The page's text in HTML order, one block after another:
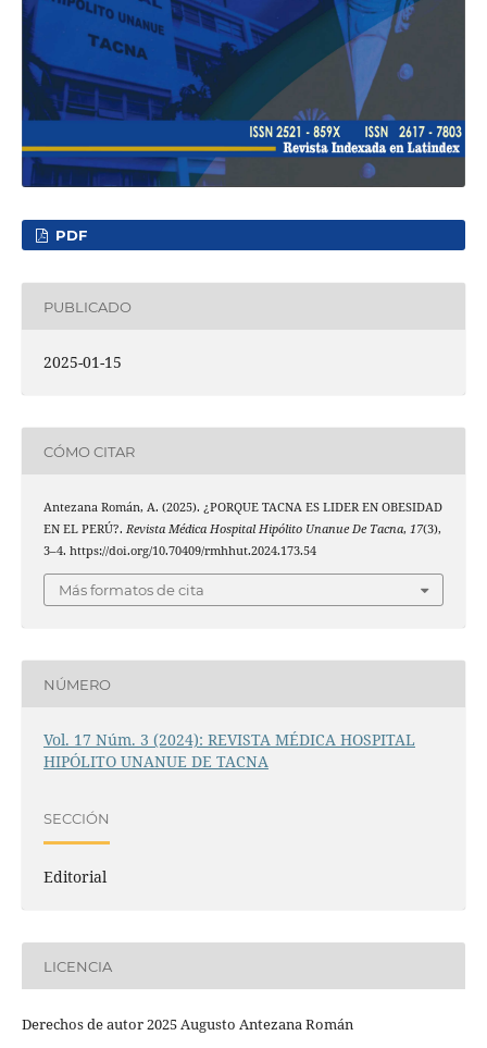
PDF
PUBLICADO
2025-01-15
CÓMO CITAR
Antezana Román, A. (2025). ¿PORQUE TACNA ES LIDER EN OBESIDAD
EN EL PERÚ?. Revista Médica Hospital Hipólito Unanue De Tacna, 17(3),
3–4. https://doi.org/10.70409/rmhhut.2024.173.54
Más formatos de cita
NÚMERO
Vol. 17 Núm. 3 (2024): REVISTA MÉDICA HOSPITAL
HIPÓLITO UNANUE DE TACNA
SECCIÓN
Editorial
LICENCIA
Derechos de autor 2025 Augusto Antezana Román